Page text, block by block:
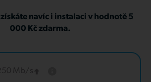
získáte navíc i instalaci v hodnotě 5
000 Kč zdarma.